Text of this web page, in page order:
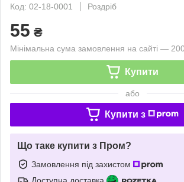
Код: 02-18-0001
Роздріб
55 ₴
Мінімальна сума замовлення на сайті —
Купити
або
Купити з
Що таке купити з Пром?
Замовлення під захистом
Доступна доставка